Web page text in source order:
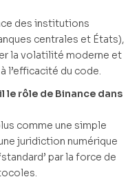
des institutions
centrales et États),
la volatilité moderne et
l’efficacité du code.
rôle de Binance dans
comme une simple
juridiction numérique
par la force de